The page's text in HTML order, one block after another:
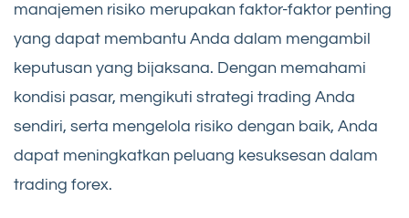
manajemen risiko merupakan faktor-faktor penting
yang dapat membantu Anda dalam mengambil
keputusan yang bijaksana. Dengan memahami
kondisi pasar, mengikuti strategi trading Anda
sendiri, serta mengelola risiko dengan baik, Anda
dapat meningkatkan peluang kesuksesan dalam
trading forex.